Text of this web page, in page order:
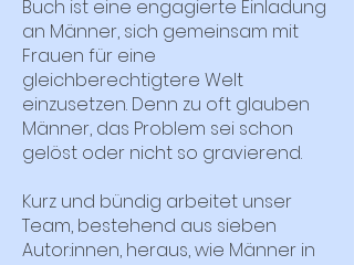
Buch ist eine engagierte Einladung
an Männer, sich gemeinsam mit
Frauen für eine
gleichberechtigtere Welt
einzusetzen. Denn zu oft glauben
Männer, das Problem sei schon
gelöst oder nicht so gravierend.
Kurz und bündig arbeitet unser
Team, bestehend aus sieben
Autor:innen, heraus, wie Männer in